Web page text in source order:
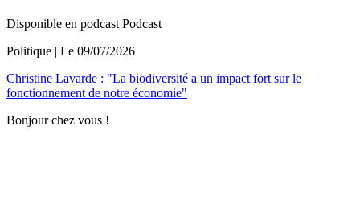
Disponible en podcast Podcast
Politique | Le 09/07/2026
Christine Lavarde : "La biodiversité a un impact fort sur le
fonctionnement de notre économie"
Bonjour chez vous !